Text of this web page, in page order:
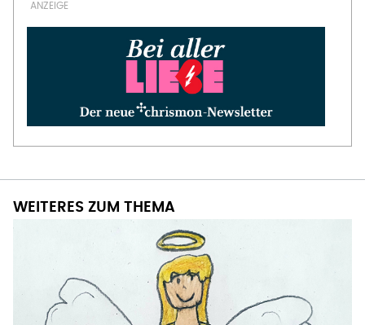
WEITERES ZUM THEMA